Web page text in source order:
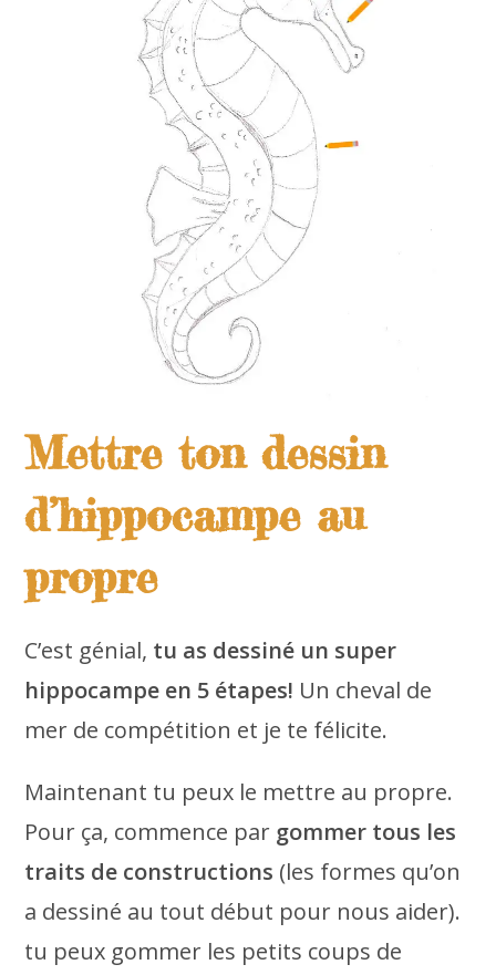
Mettre ton dessin
d’hippocampe au
propre
C’est génial, tu as dessiné un super
hippocampe en 5 étapes! Un cheval de
mer de compétition et je te félicite.
Maintenant tu peux le mettre au propre.
Pour ça, commence par gommer tous les
traits de constructions (les formes qu’on
a dessiné au tout début pour nous aider).
tu peux gommer les petits coups de